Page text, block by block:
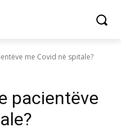
me Covid në spitale?
pacientëve